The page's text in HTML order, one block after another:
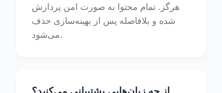
هرگز. تمام محتوا به صورت امن پردازش
شده و بلافاصله پس از بهینه‌سازی حذف
می‌شود.